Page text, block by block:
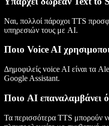
Ναι, πολλοί πάροχοι TTS
υπηρεσιών τους με AI.
Ποιο Voice AI
Δημοφιλείς voice AI είναι τα
Google Assistant.
Ποιο AI επαναλαμβάνει
Τα περισσότερα TTS μπορούν